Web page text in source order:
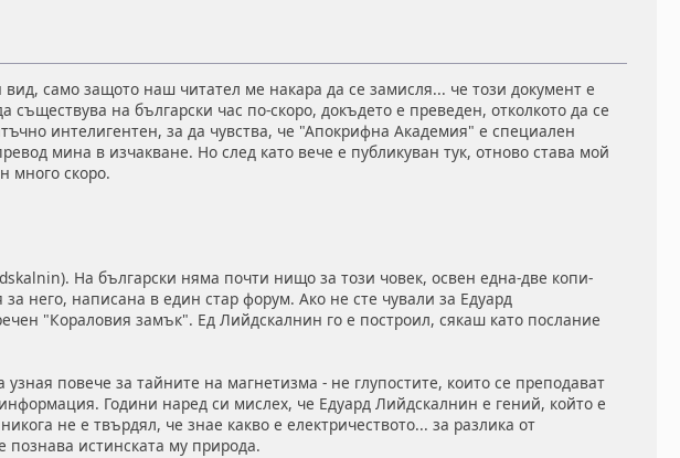
само защото наш читател ме накара да се замисля... че този документ е
на български час по-скоро, докъдето е преведен, отколкото да се
интелигентен, за да чувства, че "Апокрифна Академия" е специален
мина в изчакване. Но след като вече е публикуван тук, отново става мой
много скоро.
На български няма почти нищо за този човек, освен една-две копи-
него, написана в един стар форум. Ако не сте чували за Едуард
"Кораловия замък". Ед Лийдскалнин го е построил, сякаш като послание
повече за тайните на магнетизма - не глупостите, които се преподават
Години наред си мислех, че Едуард Лийдскалнин е гений, който е
не е твърдял, че знае какво е електричеството... за разлика от
истинската му природа.